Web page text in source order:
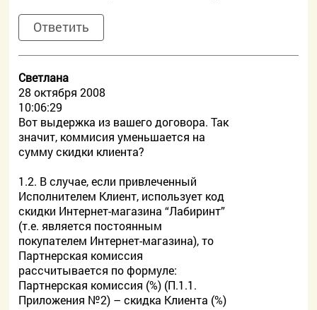
Ответить
Светлана
28 октября 2008
10:06:29
Вот выдержка из вашего договора. Так
значит, коммисия уменьшается на
сумму скидки клиента?
1.2. В случае, если привлеченный
Исполнителем Клиент, использует код
скидки Интернет-магазина “Лабиринт”
(т.е. является постоянным
покупателем Интернет-магазина), то
Партнерская комиссия
рассчитывается по формуле:
Партнерская комиссия (%) (П.1.1.
Приложения №2) – скидка Клиента (%)